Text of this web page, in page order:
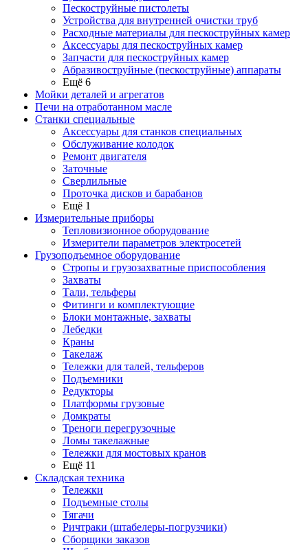
Пескоструйные пистолеты
Устройства для внутренней очистки труб
Расходные материалы для пескоструйных камер
Аксессуары для пескоструйных камер
Запчасти для пескоструйных камер
Абразивоструйные (пескоструйные) аппараты
Ещё 6
Мойки деталей и агрегатов
Печи на отработанном масле
Станки специальные
Аксессуары для станков специальных
Обслуживание колодок
Ремонт двигателя
Заточные
Сверлильные
Проточка дисков и барабанов
Ещё 1
Измерительные приборы
Тепловизионное оборудование
Измерители параметров электросетей
Грузоподъемное оборудование
Стропы и грузозахватные приспособления
Захваты
Тали, тельферы
Фитинги и комплектующие
Блоки монтажные, захваты
Лебедки
Краны
Такелаж
Тележки для талей, тельферов
Подъемники
Редукторы
Платформы грузовые
Домкраты
Треноги перегрузочные
Ломы такелажные
Тележки для мостовых кранов
Ещё 11
Складская техника
Тележки
Подъемные столы
Тягачи
Ричтраки (штабелеры-погрузчики)
Сборщики заказов